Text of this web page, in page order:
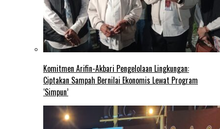
Komitmen Arifin-Akbari Pengelolaan Lingkungan:
Ciptakan Sampah Bernilai Ekonomis Lewat Program
‘Simpun’